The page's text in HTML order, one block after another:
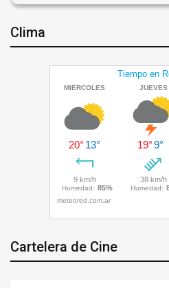
Clima
Cartelera de Cine